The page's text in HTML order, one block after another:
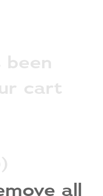
cart
all